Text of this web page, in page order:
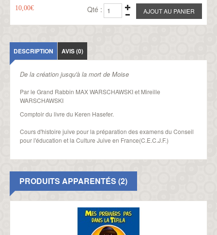
10,00€ Qté :
DESCRIPTION AVIS (0)
De la création jusqu'à la mort de Moise
Par le Grand Rabbin MAX WARSCHAWSKI et Mireille
WARSCHAWSKI
Comptoir du livre du Keren Hasefer.
Cours d'histoire juive pour la préparation des examens du Conseil
pour l'éducation et la Culture Juive en France(C.E.C.J.F.)
PRODUITS APPARENTÉS (2)